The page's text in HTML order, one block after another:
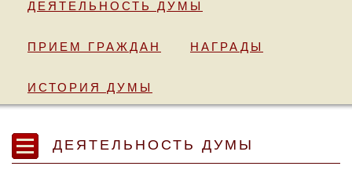
ДЕЯТЕЛЬНОСТЬ ДУМЫ
ПРИЕМ ГРАЖДАН НАГРАДЫ
ИСТОРИЯ ДУМЫ
ДЕЯТЕЛЬНОСТЬ ДУМЫ